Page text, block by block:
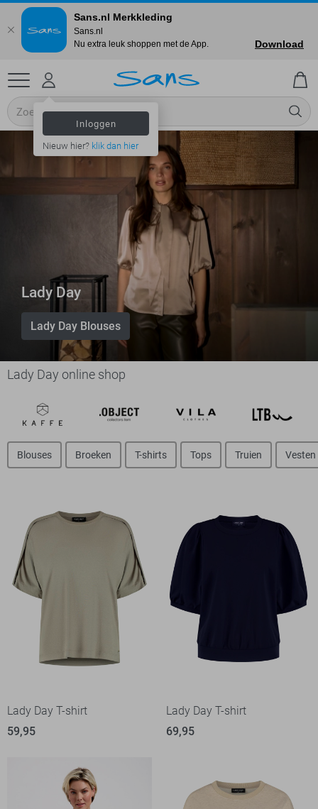
Inloggen
Nieuw hier? klik dan hier
Lady Day
Lady Day Blouses
Lady Day online shop
Blouses Broeken T-shirts Tops Truien Vesten
Lady Day T-shirt
59,95
Lady Day T-shirt
69,95
Sans.nl Merkkleding
Sans.nl
Nu extra leuk shoppen met de App.
Download